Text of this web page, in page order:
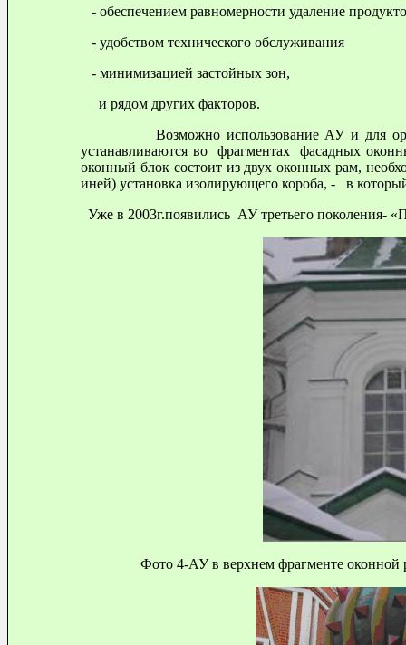
- обеспечением равномерности удаление
- удобством технического обслуживания
- минимизацией застойных зон,
и рядом других факторов.
Возможно использование АУ и для
устанавливаются во фрагментах фасадных
оконный блок состоит из двух оконных рам,
иней) установка изолирующего короба, - в
Уже в 2003г.появились АУтретьего поколения-
Фото 4-АУ в верхнем фрагменте